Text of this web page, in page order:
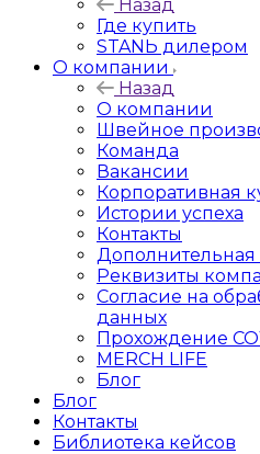
Назад
Где купить
STANЬ дилером
О компании
Назад
О компании
Швейное
Команда
Вакансии
Корпоративная
Истории успеха
Контакты
Реквизиты
Согласие на
данных
Прохождение
MERCH LIFE
Блог
Блог
Контакты
Библиотека кейсов